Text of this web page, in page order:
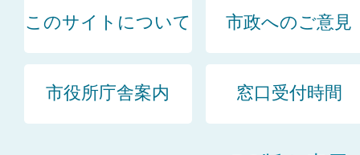
このサイトについて 市政へのご意見
市役所庁舎案内 窓口受付時間